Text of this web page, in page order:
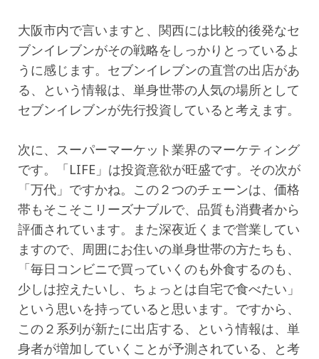
大阪市内で言いますと、関西には比較的後発なセ
ブンイレブンがその戦略をしっかりとっているよ
うに感じます。セブンイレブンの直営の出店があ
る、という情報は、単身世帯の人気の場所として
セブンイレブンが先行投資していると考えます。
次に、スーパーマーケット業界のマーケティング
です。「LIFE」は投資意欲が旺盛です。その次が
「万代」ですかね。この２つのチェーンは、価格
帯もそこそこリーズナブルで、品質も消費者から
評価されています。また深夜近くまで営業してい
ますので、周囲にお住いの単身世帯の方たちも、
「毎日コンビニで買っていくのも外食するのも、
少しは控えたいし、ちょっとは自宅で食べたい」
という思いを持っていると思います。ですから、
この２系列が新たに出店する、という情報は、単
身者が増加していくことが予測されている、と考